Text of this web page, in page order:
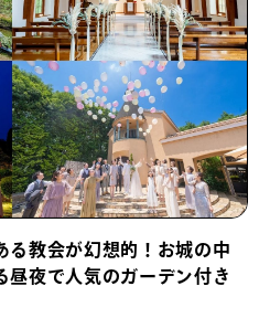
る教会が幻想的！お城の中
昼夜で人気のガーデン付き